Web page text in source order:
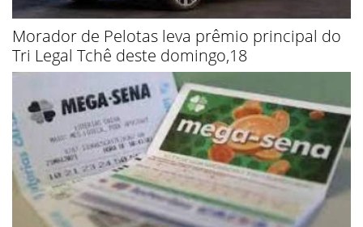
Morador de Pelotas leva prêmio principal do
Tri Legal Tchê deste domingo,18